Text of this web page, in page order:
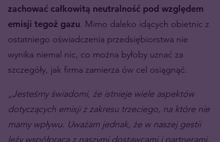
zachować całkowitą neutralność pod względem
emisji tegoż gazu. Mimo daleko idących obietnic z
ostatniego oświadczenia przedsiębiorstwa nie
wynika niemal nic, co można byłoby uznać za
szczegóły, jak firma zamierza ów cel osiągnąć.
„Jesteśmy świadomi, że istnieje wiele aspektów
dotyczących emisji z zakresu trzeciego, na które nie
mamy wpływu. Uważam jednak, że w naszej gestii
leży współpraca z naszymi dostawcami i partnerami,